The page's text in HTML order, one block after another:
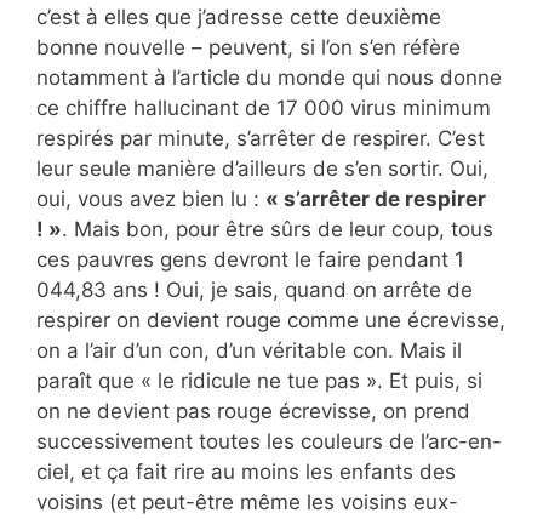
c’est à elles que j’adresse cette deuxième
bonne nouvelle – peuvent, si l’on s’en réfère
notamment à l’article du monde qui nous donne
ce chiffre hallucinant de 17 000 virus minimum
respirés par minute, s’arrêter de respirer. C’est
leur seule manière d’ailleurs de s’en sortir. Oui,
oui, vous avez bien lu : « s’arrêter de respirer
! ». Mais bon, pour être sûrs de leur coup, tous
ces pauvres gens devront le faire pendant 1
044,83 ans ! Oui, je sais, quand on arrête de
respirer on devient rouge comme une écrevisse,
on a l’air d’un con, d’un véritable con. Mais il
paraît que « le ridicule ne tue pas ». Et puis, si
on ne devient pas rouge écrevisse, on prend
successivement toutes les couleurs de l’arc-en-
ciel, et ça fait rire au moins les enfants des
voisins (et peut-être même les voisins eux-